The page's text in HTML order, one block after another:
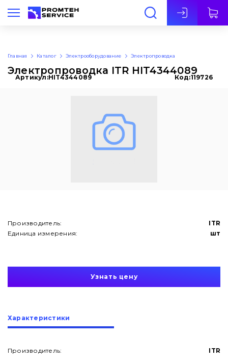
Рус
О нас
Контакты
Главная Каталог Электрооборудование Электропроводка
Электропроводка ITR HIT4344089
Артикул:HIT4344089 Код:119726
Производитель:
ITR
Единица измерения:
шт
Узнать цену
Характеристики
Производитель: ITR